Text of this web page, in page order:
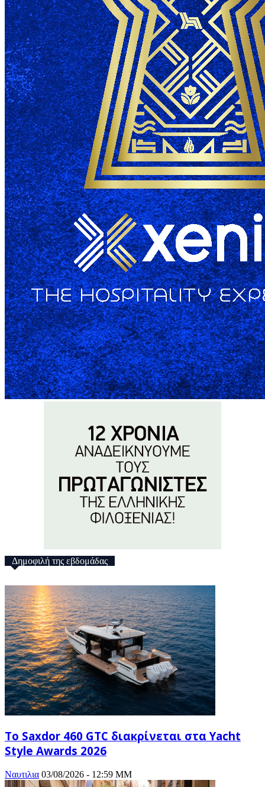
Δημοφιλή της εβδομάδας
Το Saxdor 460 GTC διακρίνεται στα Yacht
Style Awards 2026
Ναυτιλια 03/08/2026 - 12:59 ΜΜ